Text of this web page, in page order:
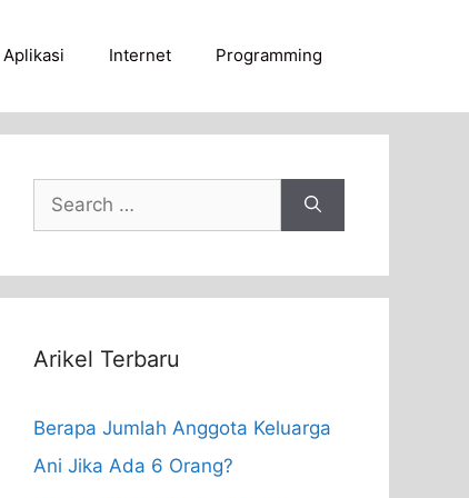
Aplikasi Internet Programming
Search
for:
Arikel Terbaru
Berapa Jumlah Anggota Keluarga
Ani Jika Ada 6 Orang?